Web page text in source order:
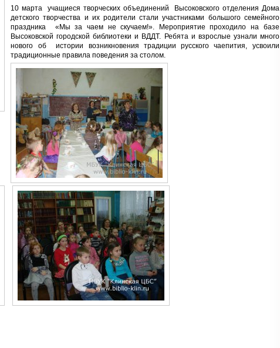
10 марта учащиеся творческих объединений Высоковского отделения Дома
детского творчества и их родители стали участниками большого семейного
праздника «Мы за чаем не скучаем!». Мероприятие проходило на базе
Высоковской городской библиотеки и ВДДТ. Ребята и взрослые узнали много
нового об истории возникновения традиции русского чаепития, усвоили
традиционные правила поведения за столом.